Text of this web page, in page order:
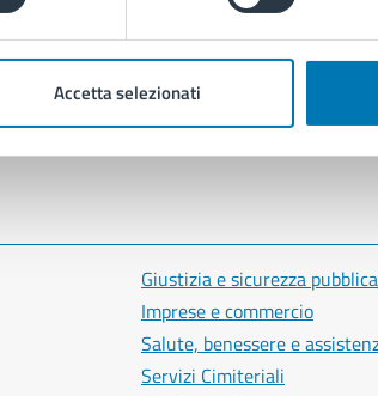
Accetta selezionati
Giustizia e sicurezza pubblica
Imprese e commercio
Salute, benessere e
Servizi Cimiteriali